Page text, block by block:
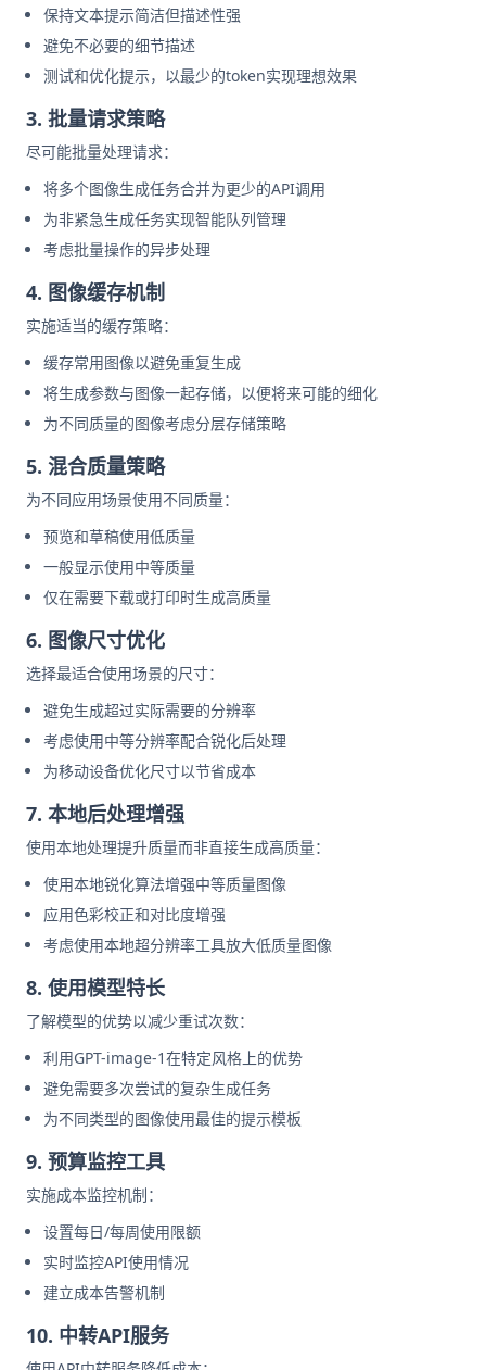
保持文本提示简洁但描述性强
避免不必要的细节描述
测试和优化提示，以最少的token实现理想效果
3. 批量请求策略
尽可能批量处理请求：
将多个图像生成任务合并为更少的API调用
为非紧急生成任务实现智能队列管理
考虑批量操作的异步处理
4. 图像缓存机制
实施适当的缓存策略：
缓存常用图像以避免重复生成
将生成参数与图像一起存储，以便将来可能的细化
为不同质量的图像考虑分层存储策略
5. 混合质量策略
为不同应用场景使用不同质量：
预览和草稿使用低质量
一般显示使用中等质量
仅在需要下载或打印时生成高质量
6. 图像尺寸优化
选择最适合使用场景的尺寸：
避免生成超过实际需要的分辨率
考虑使用中等分辨率配合锐化后处理
为移动设备优化尺寸以节省成本
7. 本地后处理增强
使用本地处理提升质量而非直接生成高质量：
使用本地锐化算法增强中等质量图像
应用色彩校正和对比度增强
考虑使用本地超分辨率工具放大低质量图像
8. 使用模型特长
了解模型的优势以减少重试次数：
利用GPT-image-1在特定风格上的优势
避免需要多次尝试的复杂生成任务
为不同类型的图像使用最佳的提示模板
9. 预算监控工具
实施成本监控机制：
设置每日/每周使用限额
实时监控API使用情况
建立成本告警机制
10. 中转API服务